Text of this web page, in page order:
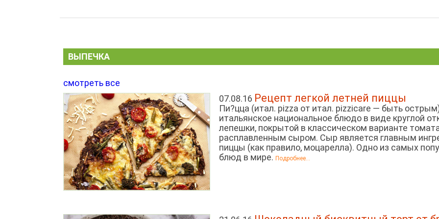
ВЫПЕЧКА
смотреть все
07.08.16 Рецепт легкой летней пиццы
Пи?цца (итал. pizza от итал. pizzicare — быть
итальянское национальное блюдо в виде круглой
лепешки, покрытой в классическом варианте
расплавленным сыром. Сыр является главным
пиццы (как правило, моцарелла). Одно из самых
блюд в мире.Подробнее...